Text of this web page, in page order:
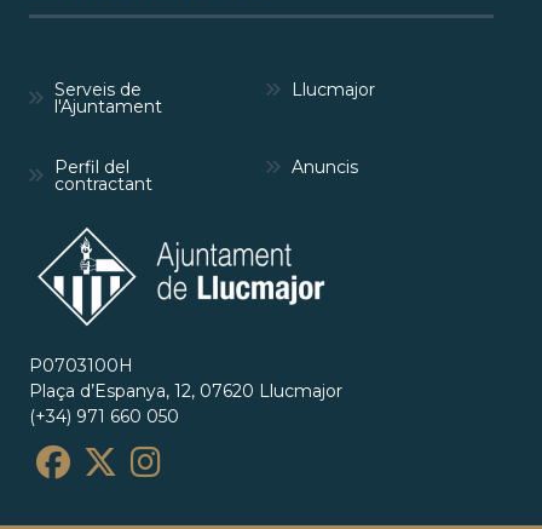
Serveis de
l'Ajuntament
Llucmajor
Perfil del
contractant
Anuncis
P0703100H
Plaça d’Espanya, 12, 07620 Llucmajor
(+34) 971 660 050